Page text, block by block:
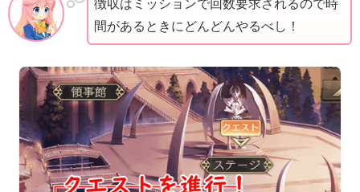
徴収はミッションで回数要求されるので時
間があるときにどんどんやるべし！